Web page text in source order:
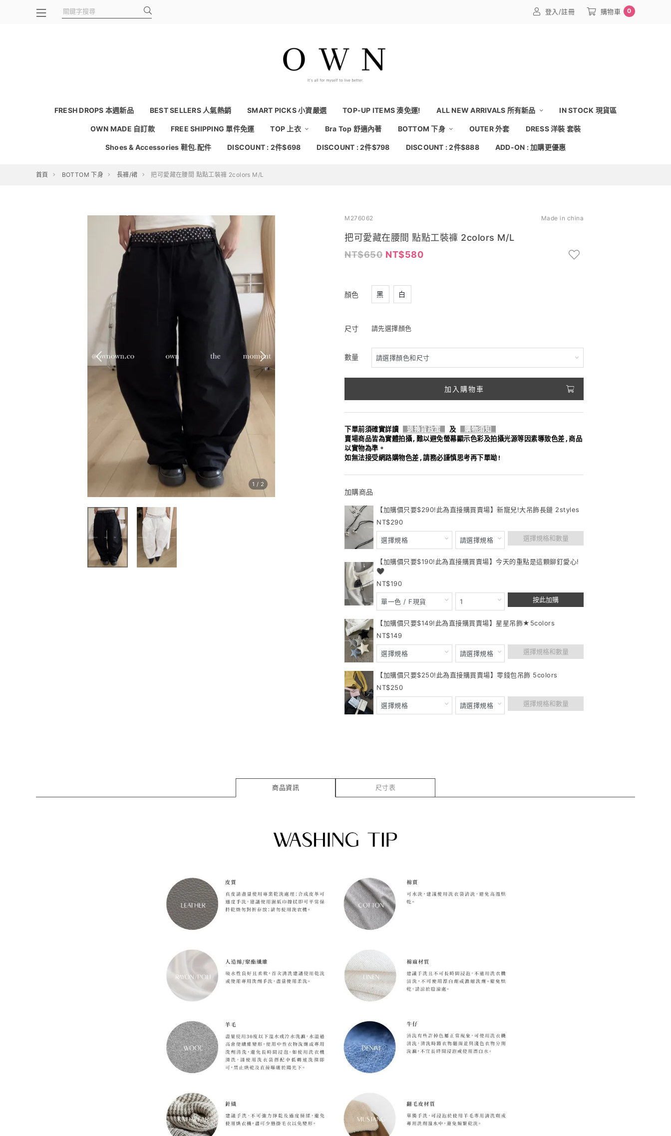
登入/註冊 購物車 0
FRESH DROPS 本週新品 BEST SELLERS 人氣熱銷 SMART PICKS 小資嚴選 TOP-UP ITEMS 湊免運! ALL NEW ARRIVALS 所有新品 IN STOCK 現貨區
OWN MADE 自訂款 FREE SHIPPING 單件免運 TOP 上衣 Bra Top 舒適內著 BOTTOM 下身 OUTER 外套 DRESS 洋裝 套裝
Shoes & Accessories 鞋包.配件 DISCOUNT : 2件$698 DISCOUNT : 2件$798 DISCOUNT : 2件$888 ADD-ON : 加購更優惠
首頁 BOTTOM 下身 長褲/裙 把可愛藏在腰間 點點工裝褲 2colors M/L
1 / 2
M276062 Made in china
把可愛藏在腰間 點點工裝褲 2colors M/L
650
580
顏色 黑 白
尺寸 請先選擇顏色
數量
加入購物車
下單前須確實詳讀 退換貨政策 及
購物須知
賣場商品皆為實體拍攝,難以避免螢幕顯示色彩及拍攝光源等因素導致色差,商品
以實物為準。
如無法接受網路購物色差,請務必謹慎思考再下單呦!
加購商品
【加購價只要$290!此為直接購買賣場】新寵兒!大吊飾長鏈 2styles
290
選擇規格和數量
【加購價只要$190!此為直接購買賣場】今天的重點是這顆鉚釘愛心!
🖤
190
按此加購
【加購價只要$149!此為直接購買賣場】星星吊飾★5colors
149
選擇規格和數量
【加購價只要$250!此為直接購買賣場】零錢包吊飾 5colors
250
選擇規格和數量
商品資訊 尺寸表